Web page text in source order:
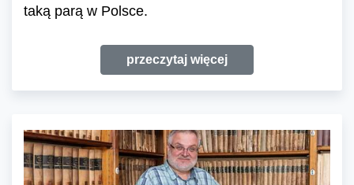
taką parą w Polsce.
przeczytaj więcej